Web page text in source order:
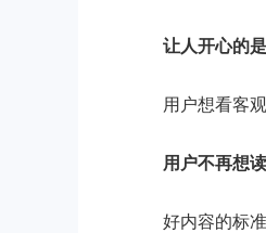
让人开心的
用户想看客
用户不再想
好内容的标